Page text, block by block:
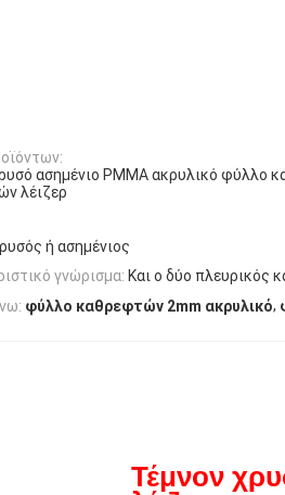
ασημένιο PMMA ακρυλικό φύλλο
λέιζερ
ή ασημένιος
γνώρισμα: Και ο δύο πλευρικός
φύλλο καθρεφτών 2mm ακρυλικό,
Τέμνον